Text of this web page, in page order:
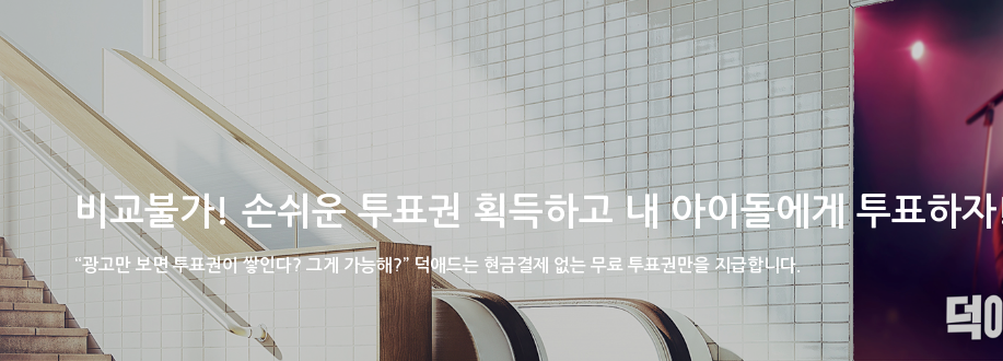
홈 공지사항 광고후기 광고시안응모
비교불가! 손쉬운 투표권 획득하고 내 아이돌에게 투표하
“광고만 보면 투표권이 쌓인다? 그게 가능해?” 덕애드는 현금결제 없는 무료 투표권만을 지급합니다.